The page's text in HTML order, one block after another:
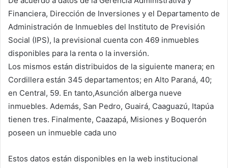
Financiera, Dirección de Inversiones y el Departamento de
Administración de Inmuebles del Instituto de Previsión
Social (IPS), la previsional cuenta con 469 inmuebles
disponibles para la renta o la inversión.
Los mismos están distribuidos de la siguiente manera; en
Cordillera están 345 departamentos; en Alto Paraná, 40;
en Central, 59. En tanto,Asunción alberga nueve
inmuebles. Además, San Pedro, Guairá, Caaguazú, Itapúa
tienen tres. Finalmente, Caazapá, Misiones y Boquerón
poseen un inmueble cada uno
Estos datos están disponibles en la web institucional